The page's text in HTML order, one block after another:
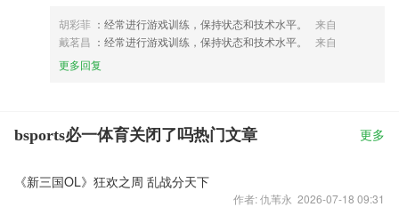
胡彩菲 ：经常进行游戏训练，保持状态和技术水平。
来自
戴茗昌 ：经常进行游戏训练，保持状态和技术水平。
来自
更多回复
bsports必一体育关闭了吗热门文章 更多
《新三国OL》狂欢之周 乱战分天下
作者: 仇苇永 2026-07-18 09:31